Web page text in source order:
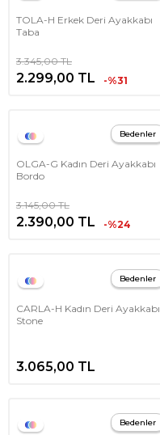
TOLA-H Erkek Deri Ayakkabı
Taba
3.345,00TL
2.299,00 TL -%31
Bedenler
OLGA-G Kadın Deri Ayakkabı
Bordo
3.145,00TL
2.390,00 TL -%24
Bedenler
CARLA-H Kadın Deri Ayakkabı
Stone
3.065,00 TL
Bedenler